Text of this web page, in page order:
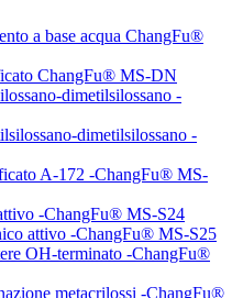
a base acqua ChangFu®
ChangFu® MS-DN
dimetilsilossano -
dimetilsilossano -
A-172 -ChangFu® MS-
-ChangFu® MS-S24
attivo -ChangFu® MS-S25
OH-terminato -ChangFu®
metacrilossi -ChangFu®